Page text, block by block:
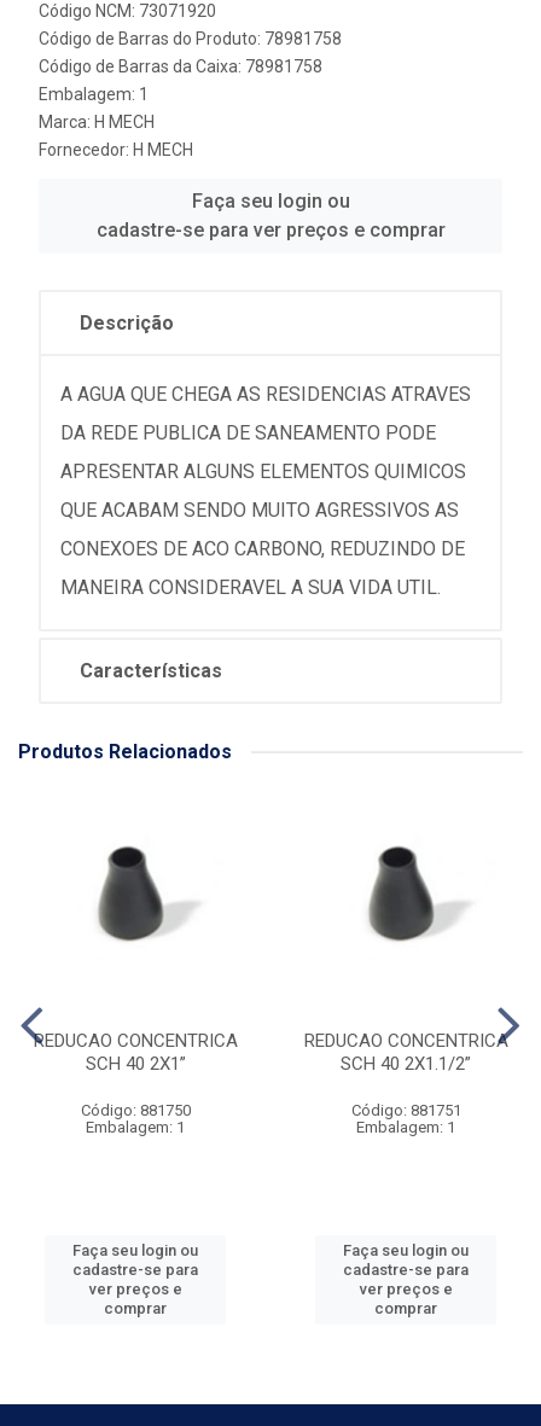
Código NCM: 73071920
Código de Barras do Produto: 78981758
Código de Barras da Caixa: 78981758
Embalagem: 1
Marca: H MECH
Fornecedor: H MECH
Faça seu login ou
cadastre-se para ver preços e comprar
Descrição
A AGUA QUE CHEGA AS RESIDENCIAS ATRAVES
DA REDE PUBLICA DE SANEAMENTO PODE
APRESENTAR ALGUNS ELEMENTOS QUIMICOS
QUE ACABAM SENDO MUITO AGRESSIVOS AS
CONEXOES DE ACO CARBONO, REDUZINDO DE
MANEIRA CONSIDERAVEL A SUA VIDA UTIL.
Características
Produtos Relacionados
REDUCAO CONCENTRICA
SCH 40 2X1”
Código: 881750
Embalagem: 1
Faça seu login ou
cadastre-se para
ver preços e
comprar
REDUCAO CONCENTRICA
SCH 40 2X1.1/2”
Código: 881751
Embalagem: 1
Faça seu login ou
cadastre-se para
ver preços e
comprar